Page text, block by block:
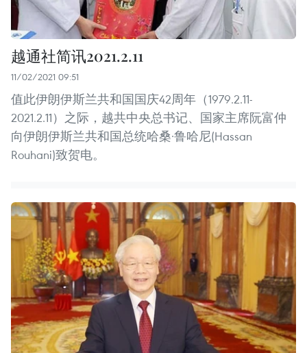
越通社简讯2021.2.11
11/02/2021 09:51
值此伊朗伊斯兰共和国国庆42周年（1979.2.11-
2021.2.11）之际，越共中央总书记、国家主席阮富仲
向伊朗伊斯兰共和国总统哈桑·鲁哈尼(Hassan
Rouhani)致贺电。